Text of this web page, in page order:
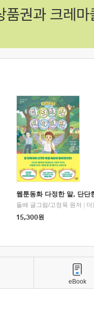
웹툰동화 다정한 말, 단단
돌배 글그림/고정욱 원저
더
15,300원
eBook